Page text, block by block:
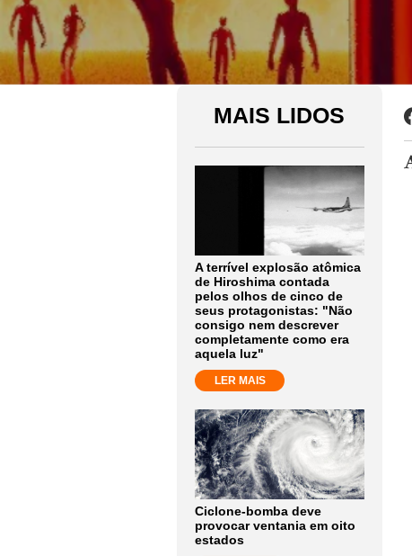
MAIS LIDOS
A terrível explosão atômica
de Hiroshima contada
pelos olhos de cinco de
seus protagonistas: "Não
consigo nem descrever
completamente como era
aquela luz"
LER MAIS
Ciclone-bomba deve
provocar ventania em oito
estados